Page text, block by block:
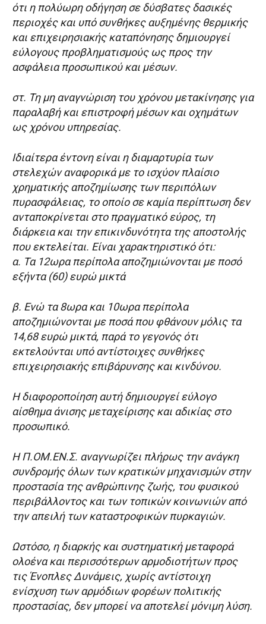
ότι η πολύωρη οδήγηση σε δύσβατες δασικές
περιοχές και υπό συνθήκες αυξημένης θερμικής
και επιχειρησιακής καταπόνησης δημιουργεί
εύλογους προβληματισμούς ως προς την
ασφάλεια προσωπικού και μέσων.
στ. Τη μη αναγνώριση του χρόνου μετακίνησης για
παραλαβή και επιστροφή μέσων και οχημάτων
ως χρόνου υπηρεσίας.
Ιδιαίτερα έντονη είναι η διαμαρτυρία των
στελεχών αναφορικά με το ισχύον πλαίσιο
χρηματικής αποζημίωσης των περιπόλων
πυρασφάλειας, το οποίο σε καμία περίπτωση δεν
ανταποκρίνεται στο πραγματικό εύρος, τη
διάρκεια και την επικινδυνότητα της αποστολής
που εκτελείται. Είναι χαρακτηριστικό ότι:
α. Τα 12ωρα περίπολα αποζημιώνονται με ποσό
εξήντα (60) ευρώ μικτά
β. Ενώ τα 8ωρα και 10ωρα περίπολα
αποζημιώνονται με ποσά που φθάνουν μόλις τα
14,68 ευρώ μικτά, παρά το γεγονός ότι
εκτελούνται υπό αντίστοιχες συνθήκες
επιχειρησιακής επιβάρυνσης και κινδύνου.
Η διαφοροποίηση αυτή δημιουργεί εύλογο
αίσθημα άνισης μεταχείρισης και αδικίας στο
προσωπικό.
Η Π.ΟΜ.ΕΝ.Σ. αναγνωρίζει πλήρως την ανάγκη
συνδρομής όλων των κρατικών μηχανισμών στην
προστασία της ανθρώπινης ζωής, του φυσικού
περιβάλλοντος και των τοπικών κοινωνιών από
την απειλή των καταστροφικών πυρκαγιών.
Ωστόσο, η διαρκής και συστηματική μεταφορά
ολοένα και περισσότερων αρμοδιοτήτων προς
τις Ένοπλες Δυνάμεις, χωρίς αντίστοιχη
ενίσχυση των αρμόδιων φορέων πολιτικής
προστασίας, δεν μπορεί να αποτελεί μόνιμη λύση.